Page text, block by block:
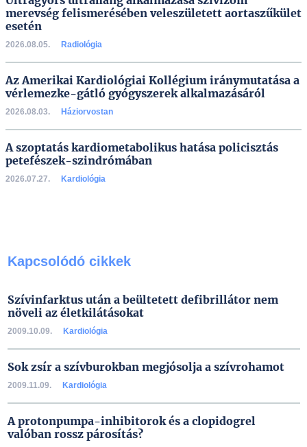
merevség felismerésében veleszületett aortaszűkület
esetén
2026.08.05. Radiológia
Az Amerikai Kardiológiai Kollégium iránymutatása a
vérlemezke-gátló gyógyszerek alkalmazásáról
2026.08.03. Háziorvostan
A szoptatás kardiometabolikus hatása policisztás
petefészek-szindrómában
2026.07.27. Kardiológia
Kapcsolódó cikkek
Szívinfarktus után a beültetett defibrillátor nem
növeli az életkilátásokat
2009.10.09. Kardiológia
Sok zsír a szívburokban megjósolja a szívrohamot
2009.11.09. Kardiológia
A protonpumpa-inhibitorok és a clopidogrel
valóban rossz párosítás?